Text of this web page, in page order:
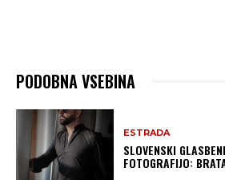
PODOBNA VSEBINA
ESTRADA
SLOVENSKI
FOTOGRAFIJO: